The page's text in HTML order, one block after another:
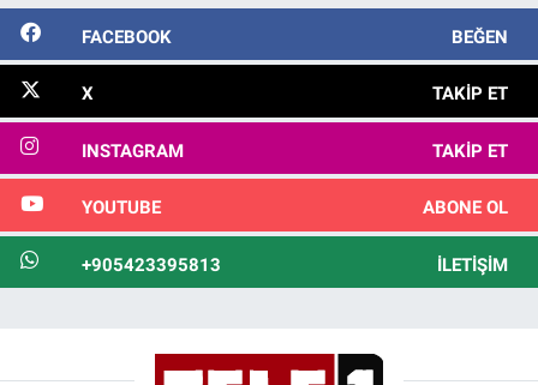
FACEBOOK BEĞEN
X TAKIP ET
INSTAGRAM TAKIP ET
YOUTUBE ABONE OL
+905423395813 İLETIŞIM